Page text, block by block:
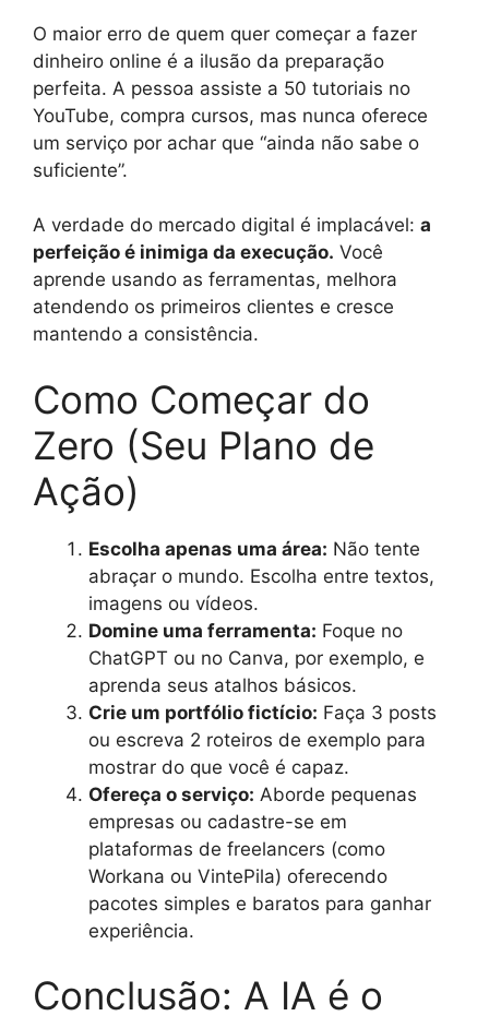
O maior erro de quem quer começar a fazer
dinheiro online é a ilusão da preparação
perfeita. A pessoa assiste a 50 tutoriais no
YouTube, compra cursos, mas nunca oferece
um serviço por achar que “ainda não sabe o
suficiente”.
A verdade do mercado digital é implacável: a
perfeição é inimiga da execução. Você
aprende usando as ferramentas, melhora
atendendo os primeiros clientes e cresce
mantendo a consistência.
Como Começar do
Zero (Seu Plano de
Ação)
Escolha apenas uma área: Não tente
abraçar o mundo. Escolha entre textos,
imagens ou vídeos.
Domine uma ferramenta: Foque no
ChatGPT ou no Canva, por exemplo, e
aprenda seus atalhos básicos.
Crie um portfólio fictício: Faça 3 posts
ou escreva 2 roteiros de exemplo para
mostrar do que você é capaz.
Ofereça o serviço: Aborde pequenas
empresas ou cadastre-se em
plataformas de freelancers (como
Workana ou VintePila) oferecendo
pacotes simples e baratos para ganhar
experiência.
Conclusão: A IA é o